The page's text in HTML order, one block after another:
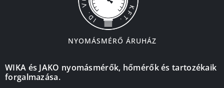
NYOMÁSMÉRŐ ÁRUHÁZ
WIKA és JAKO nyomásmérők, hőmérők és tartozékaik
forgalmazása.